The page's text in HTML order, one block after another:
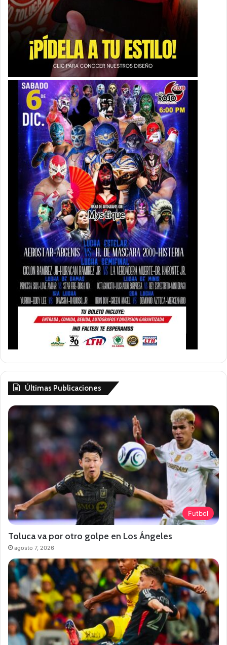
Últimas Publicaciones
Futbol
Toluca va por otro golpe en Los Ángeles
agosto 7, 2026